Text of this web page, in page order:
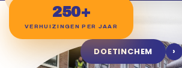
DOETINCHEM ›
250+
VERHUIZINGEN PER JAAR